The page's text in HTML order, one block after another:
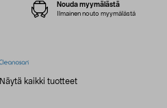
Näytä kaikki tuotteet
Nouda myymälästä
Ilmainen nouto myymälästä